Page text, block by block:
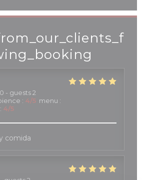
- guests 2
: 4/5 menu :
: 4/5
comida